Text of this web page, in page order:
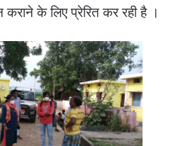
कराने के लिए प्रेरित कर रही है ।